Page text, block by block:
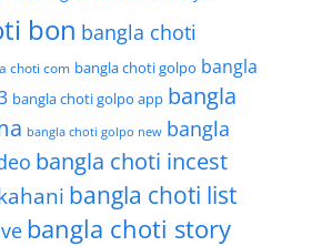
bon bangla choti
choti com bangla choti golpo bangla
bangla choti golpo app bangla
bangla choti golpo new bangla
bangla choti incest
bangla choti list
bangla choti story